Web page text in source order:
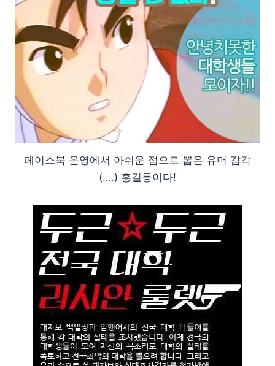
페이스북 운영에서 아쉬운 점으로 뽑은 유머 감각
(….) 홍길동이다!